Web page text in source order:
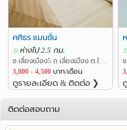
ศศิธร แมนชั่น
ห่างไป 2.5 กม.
3,800 - 4,500 บาท/เดือน
ดูรายละเอียด & ติดต่อ ❯
ติดต่อสอบถาม